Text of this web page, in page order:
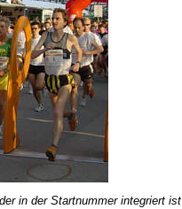
in der Startnummer integriert ist